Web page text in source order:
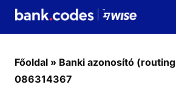
Főoldal » Banki azonosító
086314367